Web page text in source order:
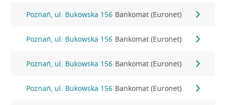
Poznań, ul. Bukowska 156 Bankomat (Euronet)
Poznań, ul. Bukowska 156 Bankomat (Euronet)
Poznań, ul. Bukowska 156 Bankomat (Euronet)
Poznań, ul. Bukowska 156 Bankomat (Euronet)